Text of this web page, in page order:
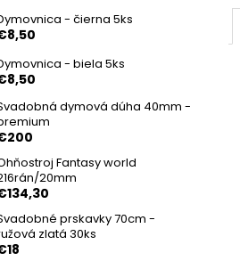
- čierna 5ks
- biela 5ks
dymová dúha 40mm -
Fantasy world
20mm
prskavky 70cm -
zlatá 30ks